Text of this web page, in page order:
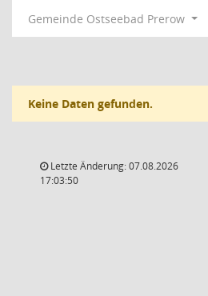
Gemeinde Ostseebad Prerow
Keine Daten gefunden.
Letzte Änderung: 07.08.2026
17:03:50